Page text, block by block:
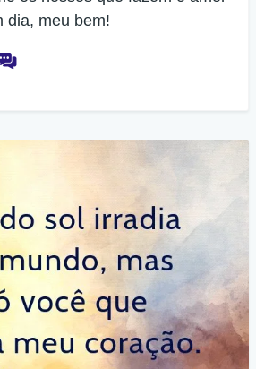
dia, meu bem!